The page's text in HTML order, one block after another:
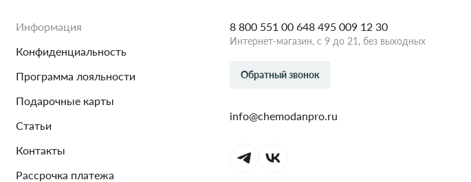
Информация
Конфиденциальность
Программа лояльности
Подарочные карты
Статьи
Контакты
Рассрочка платежа
8 800 551 00 648 495 009 12 30
Интернет-магазин, с 9 до 21, без выходных
Обратный звонок
info@chemodanpro.ru